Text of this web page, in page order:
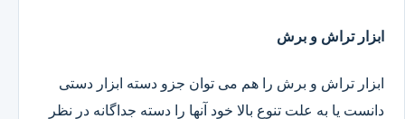
ابزار تراش و برش
ابزار تراش و برش را هم می توان جزو دسته ابزار دستی
دانست یا به علت تنوع بالا خود آنها را دسته جداگانه در نظر